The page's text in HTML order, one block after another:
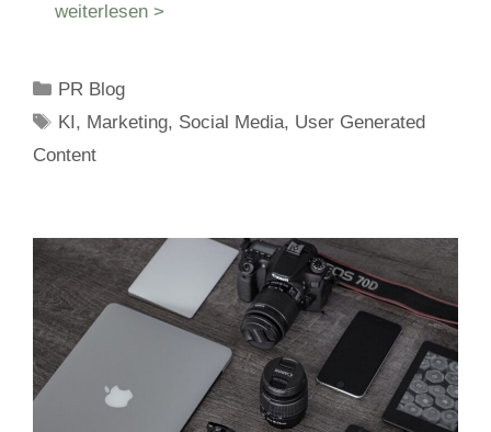
weiterlesen >
Kategorien
PR Blog
Schlagwörter
KI, Marketing, Social Media, User Generated
Content